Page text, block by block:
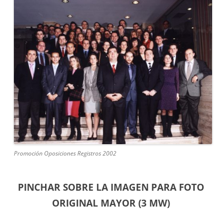
Promoción Oposiciones Registros 2002
PINCHAR SOBRE LA IMAGEN PARA FOTO
ORIGINAL MAYOR (3 MW)